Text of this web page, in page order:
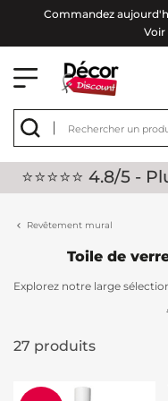
Commandez
Voir
⭐⭐⭐⭐⭐ 4.8/5
Revêtement mural
Toile de
Explorez notre large
, des
Opter pour la fibre de verre
une solution idéale pour
Que vous préfériez une
27 produits